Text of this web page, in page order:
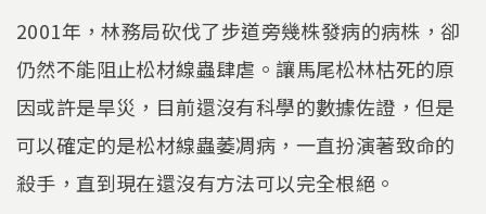
2001年，林務局砍伐了步道旁幾株發病的病株，卻
仍然不能阻止松材線蟲肆虐。讓馬尾松林枯死的原
因或許是旱災，目前還沒有科學的數據佐證，但是
可以確定的是松材線蟲萎凋病，一直扮演著致命的
殺手，直到現在還沒有方法可以完全根絕。